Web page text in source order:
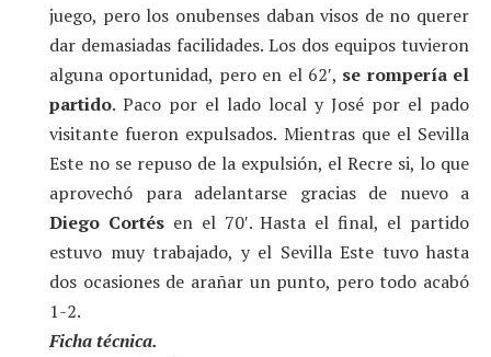
juego, pero los onubenses daban visos de no querer
dar demasiadas facilidades. Los dos equipos tuvieron
alguna oportunidad, pero en el 62′, se rompería el
partido. Paco por el lado local y José por el pado
visitante fueron expulsados. Mientras que el Sevilla
Este no se repuso de la expulsión, el Recre si, lo que
aprovechó para adelantarse gracias de nuevo a
Diego Cortésen el 70′. Hasta el final, el partido
estuvo muy trabajado, y el Sevilla Este tuvo hasta
dos ocasiones de arañar un punto, pero todo acabó
1-2.
Ficha técnica.